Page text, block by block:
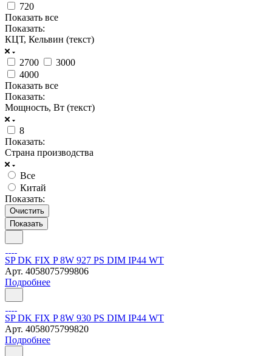
720
Показать все
Показать:
КЦТ, Кельвин (текст)
2700
3000
4000
Показать все
Показать:
Мощность, Вт (текст)
8
Показать:
Страна производства
Все
Китай
Показать:
Очистить
SP DK FIX P 8W 927 PS DIM IP44 WT
Арт. 4058075799806
Подробнее
SP DK FIX P 8W 930 PS DIM IP44 WT
Арт. 4058075799820
Подробнее